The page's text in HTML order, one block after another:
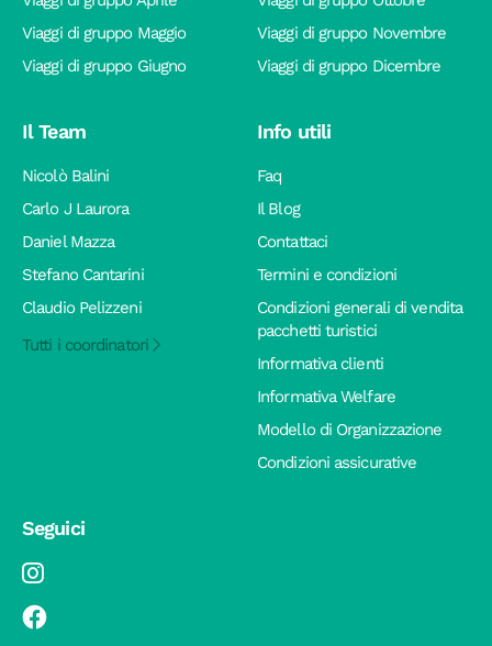
Viaggi di gruppo Maggio
Viaggi di gruppo Giugno
Viaggi di gruppo Novembre
Viaggi di gruppo Dicembre
Il Team
Nicolò Balini
Carlo J Laurora
Daniel Mazza
Stefano Cantarini
Claudio Pelizzeni
Tutti i coordinatori
Info utili
Faq
Il Blog
Contattaci
Termini e condizioni
Condizioni generali di vendita
pacchetti turistici
Informativa clienti
Informativa Welfare
Modello di Organizzazione
Condizioni assicurative
Seguici